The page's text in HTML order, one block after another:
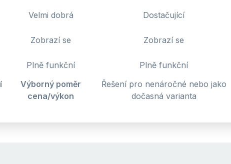
Velmi dobrá
Dostačující
Zobrazí se
Zobrazí se
Plně funkční Plně funkční
Výborný poměr
cena/výkon
Řešení pro nenáročné nebo jako
dočasná varianta